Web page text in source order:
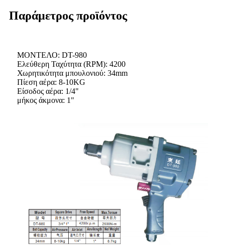
Παράμετρος προϊόντος
ΜΟΝΤΕΛΟ: DT-980
Ελεύθερη Ταχύτητα (RPM): 4200
Χωρητικότητα μπουλονιού: 34mm
Πίεση αέρα: 8-10KG
Είσοδος αέρα: 1/4"
μήκος άκμονα: 1"